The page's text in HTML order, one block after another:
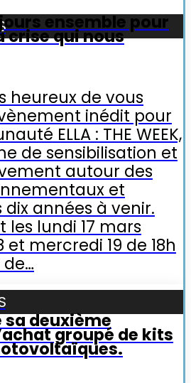
ensemble pour
crise qui nous
heureux de vous
inédit pour
ELLA : THE WEEK,
de sensibilisation et
autour des
et
années à venir.
les lundi 17 mars
et mercredi 19 de 18h
de…
sa deuxième
groupé de kits